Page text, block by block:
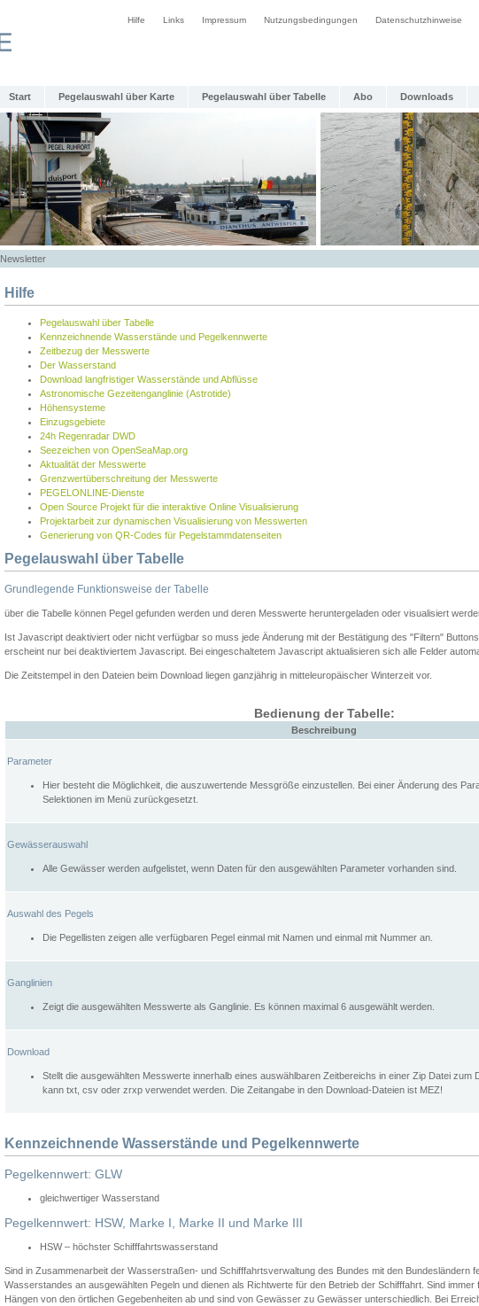
Hilfe Links Impressum Nutzungsbedingungen Datenschutzhinweise
Start Pegelauswahl über Karte Pegelauswahl über Tabelle Abo Downloads
Newsletter
Hilfe
Pegelauswahl über Tabelle
Kennzeichnende Wasserstände und Pegelkennwerte
Zeitbezug der Messwerte
Der Wasserstand
Download langfristiger Wasserstände und Abflüsse
Astronomische Gezeitenganglinie (Astrotide)
Höhensysteme
Einzugsgebiete
24h Regenradar DWD
Seezeichen von OpenSeaMap.org
Aktualität der Messwerte
Grenzwertüberschreitung der Messwerte
PEGELONLINE-Dienste
Open Source Projekt für die interaktive Online Visualisierung
Projektarbeit zur dynamischen Visualisierung von Messwerten
Generierung von QR-Codes für Pegelstammdatenseiten
Pegelauswahl über Tabelle
Grundlegende Funktionsweise der Tabelle
über die Tabelle können Pegel gefunden werden und deren Messwerte heruntergeladen oder visualisiert
Ist Javascript deaktiviert oder nicht verfügbar so muss jede Änderung mit der Bestätigung des "Filtern"
erscheint nur bei deaktiviertem Javascript. Bei eingeschaltetem Javascript aktualisieren sich alle Felder
Die Zeitstempel in den Dateien beim Download liegen ganzjährig in mitteleuropäischer Winterzeit vor.
Bedienung der Tabelle:
Beschreibung
Parameter
Hier besteht die Möglichkeit, die auszuwertende Messgröße einzustellen. Bei einer Änderung des
Selektionen im Menü zurückgesetzt.
Gewässerauswahl
Alle Gewässer werden aufgelistet, wenn Daten für den ausgewählten Parameter vorhanden sind.
Auswahl des Pegels
Die Pegellisten zeigen alle verfügbaren Pegel einmal mit Namen und einmal mit Nummer an.
Ganglinien
Zeigt die ausgewählten Messwerte als Ganglinie. Es können maximal 6 ausgewählt werden.
Download
Stellt die ausgewählten Messwerte innerhalb eines auswählbaren Zeitbereichs in einer Zip Datei zum
kann txt, csv oder zrxp verwendet werden. Die Zeitangabe in den Download-Dateien ist MEZ!
Kennzeichnende Wasserstände und Pegelkennwerte
Pegelkennwert: GLW
gleichwertiger Wasserstand
Pegelkennwert: HSW, Marke I, Marke II und Marke III
HSW – höchster Schifffahrtswasserstand
Sind in Zusammenarbeit der Wasserstraßen- und Schifffahrtsverwaltung des Bundes mit den Bundesländern
Wasserstandes an ausgewählten Pegeln und dienen als Richtwerte für den Betrieb der Schifffahrt. Sind immer
Hängen von den örtlichen Gegebenheiten ab und sind von Gewässer zu Gewässer unterschiedlich. Bei